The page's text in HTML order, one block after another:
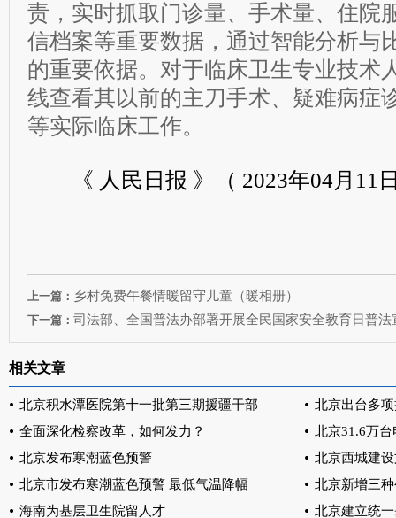
责，实时抓取门诊量、手术量、住院
信档案等重要数据，通过智能分析与
的重要依据。对于临床卫生专业技术
线查看其以前的主刀手术、疑难病症
等实际临床工作。
《 人民日报 》（ 2023年04月11
上一篇： 乡村免费午餐情暖留守儿童（暖相册）
下一篇： 司法部、全国普法办部署开展全民国家安全教育日普法
相关文章
北京积水潭医院第十一批第三期援疆干部
北京出台多
全面深化检察改革，如何发力？
北京31.6万
北京发布寒潮蓝色预警
北京西城建
北京市发布寒潮蓝色预警 最低气温降幅
北京新增三
海南为基层卫生院留人才
北京建立统